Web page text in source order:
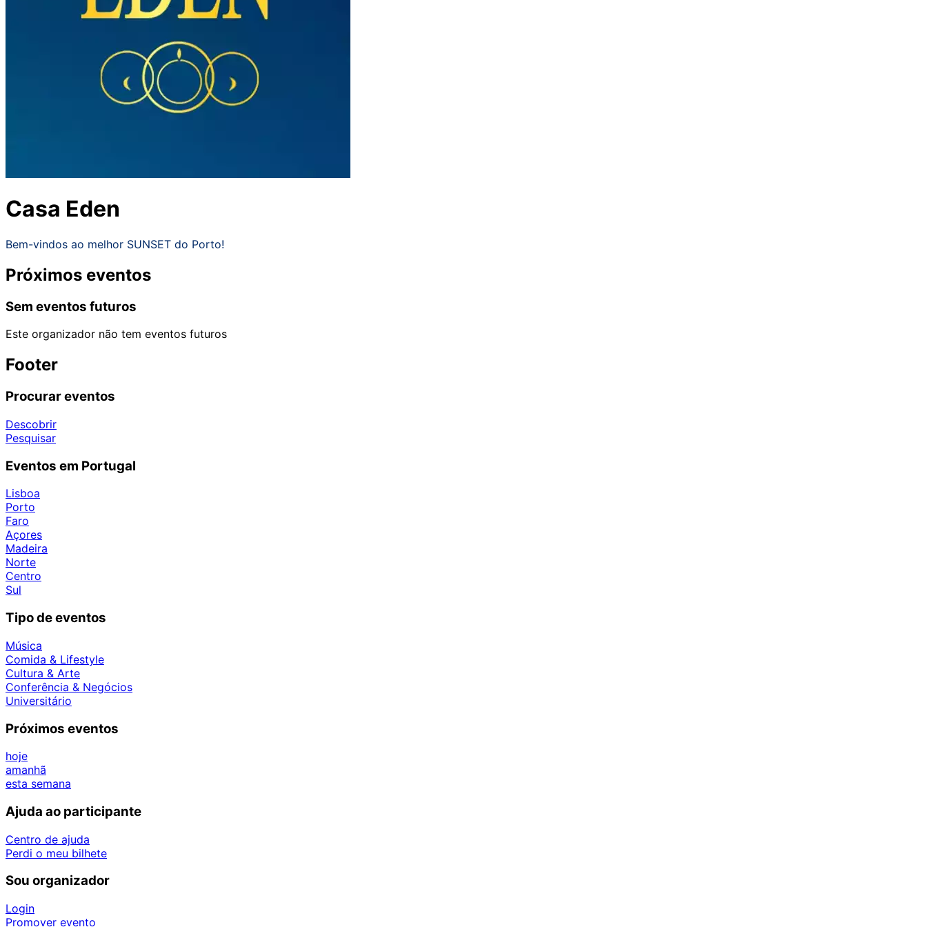
Casa Eden
Bem-vindos ao melhor SUNSET do Porto!
Próximos eventos
Sem eventos futuros
Este organizador não tem eventos futuros
Footer
Procurar eventos
Descobrir
Pesquisar
Eventos em Portugal
Lisboa
Porto
Faro
Açores
Madeira
Norte
Centro
Sul
Tipo de eventos
Música
Comida & Lifestyle
Cultura & Arte
Conferência & Negócios
Universitário
Próximos eventos
hoje
amanhã
esta semana
Ajuda ao participante
Centro de ajuda
Perdi o meu bilhete
Sou organizador
Login
Promover evento